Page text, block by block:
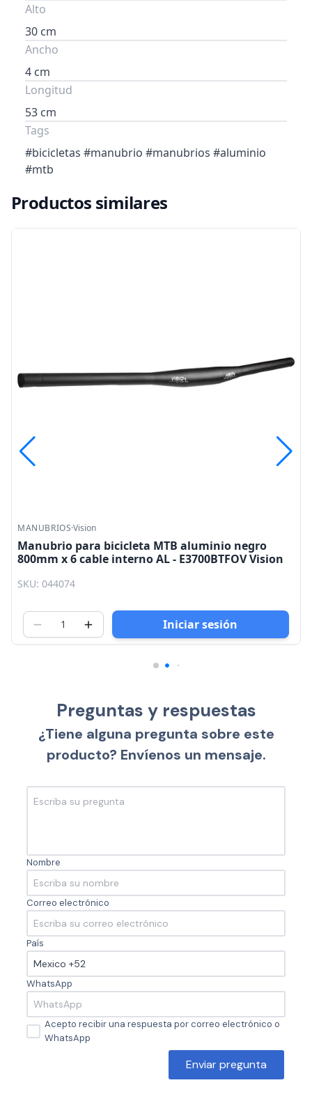
Alto
30 cm
Ancho
4 cm
Longitud
53 cm
Tags
#bicicletas #manubrio #manubrios #aluminio
#mtb
Productos similares
MANUBRIOS·Vision
Manubrio para bicicleta de montaña de aluminio
rojo / blanco gaviota 31.8 580mm (6°) Vision
SKU: 041082
Iniciar sesión
Preguntas y respuestas
¿Tiene alguna pregunta sobre este
producto? Envíenos un mensaje.
Nombre
Correo electrónico
País
WhatsApp
Acepto recibir una respuesta por correo electrónico o
WhatsApp
Enviar pregunta